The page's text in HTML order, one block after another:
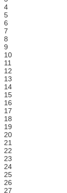
4
5
6
7
8
9
10
11
12
13
14
15
16
17
18
19
20
21
22
23
24
25
26
27